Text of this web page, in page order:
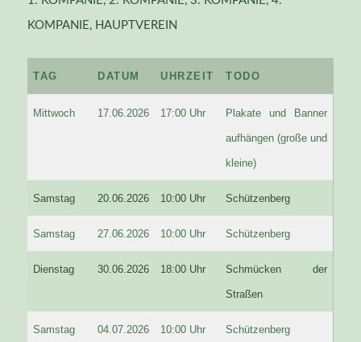
KOMPANIE, HAUPTVEREIN
TAG DATUM UHRZEIT TODO
Mittwoch 17.06.2026 17:00 Uhr Plakate und Banner
aufhängen (große und
kleine)
Samstag 20.06.2026 10:00 Uhr Schützenberg
Samstag 27.06.2026 10:00 Uhr Schützenberg
Dienstag 30.06.2026 18:00 Uhr Schmücken der
Straßen
Samstag 04.07.2026 10:00 Uhr Schützenberg